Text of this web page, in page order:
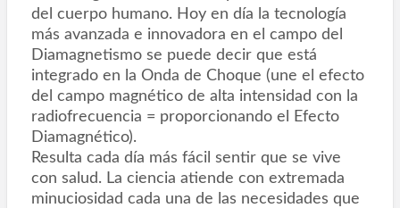
del cuerpo humano. Hoy en día la tecnología
más avanzada e innovadora en el campo del
Diamagnetismo se puede decir que está
integrado en la Onda de Choque (une el efecto
del campo magnético de alta intensidad con la
radiofrecuencia = proporcionando el Efecto
Diamagnético).
Resulta cada día más fácil sentir que se vive
con salud. La ciencia atiende con extremada
minuciosidad cada una de las necesidades que